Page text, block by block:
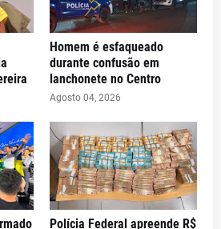
Homem é esfaqueado
durante confusão em
lanchonete no Centro
Agosto 04, 2026
Polícia Federal apreende R$